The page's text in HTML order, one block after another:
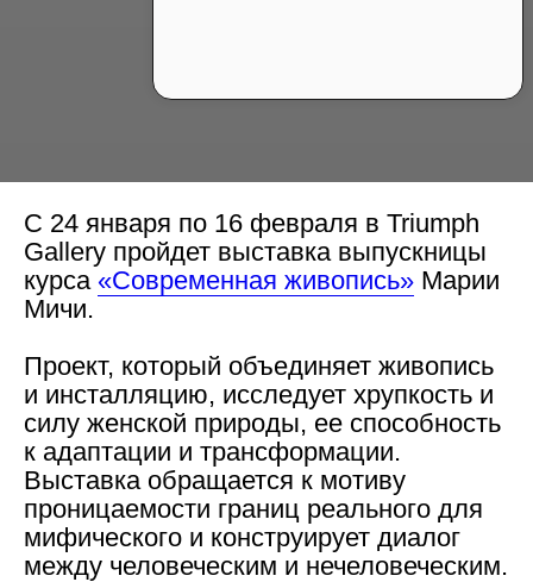
С 24 января по 16 февраля в Triumph
Gallery пройдет выставка выпускницы
курса «Современная живопись» Марии
Мичи.
Проект, который объединяет живопись
и инсталляцию, исследует хрупкость и
силу женской природы, ее способность
к адаптации и трансформации.
Выставка обращается к мотиву
проницаемости границ реального для
мифического и конструирует диалог
между человеческим и нечеловеческим.